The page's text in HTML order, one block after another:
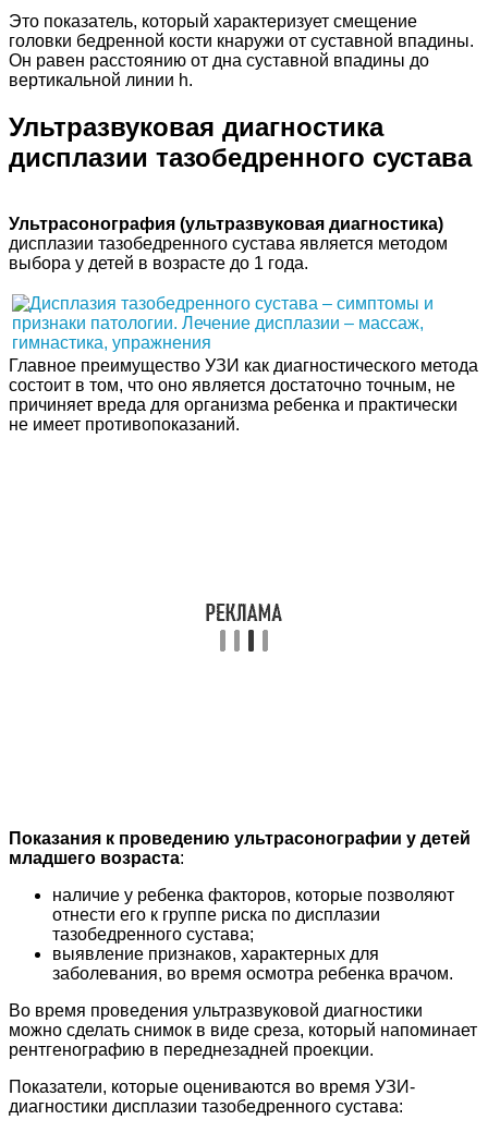
Это показатель, который характеризует смещение
головки бедренной кости кнаружи от суставной впадины.
Он равен расстоянию от дна суставной впадины до
вертикальной линии h.
Ультразвуковая диагностика
дисплазии тазобедренного сустава
Ультрасонография (ультразвуковая диагностика)
дисплазии тазобедренного сустава является методом
выбора у детей в возрасте до 1 года.
Главное преимущество УЗИ как диагностического метода
состоит в том, что оно является достаточно точным, не
причиняет вреда для организма ребенка и практически
не имеет противопоказаний.
Показания к проведению ультрасонографии у детей
младшего возраста:
наличие у ребенка факторов, которые позволяют
отнести его к группе риска по дисплазии
тазобедренного сустава;
выявление признаков, характерных для
заболевания, во время осмотра ребенка врачом.
Во время проведения ультразвуковой диагностики
можно сделать снимок в виде среза, который напоминает
рентгенографию в переднезадней проекции.
Показатели, которые оцениваются во время УЗИ-
диагностики дисплазии тазобедренного сустава: